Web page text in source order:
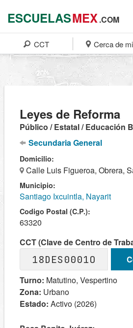
ESCUELASMEX.COM
CCT Cerca de mi
Leyes de Reforma
Público / Estatal / Educación
Secundaria General
Domicilio:
Calle Luis Figueroa, Obrera,
Municipio:
Santiago Ixcuintla, Nayarit
Codigo Postal (C.P.):
63320
CCT (Clave de Centro de
18DES0001O
Turno: Matutino, Vespertino
Zona: Urbano
Estado: Activo (2026)